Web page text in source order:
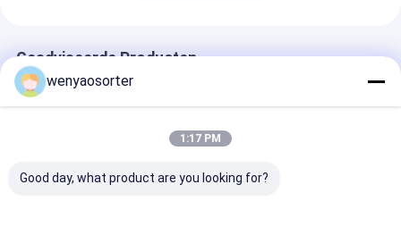
Geadviseerde Producten
wenyaosorter
1:17 PM
Good day, what product are you looking for?